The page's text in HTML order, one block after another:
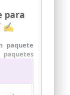
para
✍
paquete
utiliza
remoto y,